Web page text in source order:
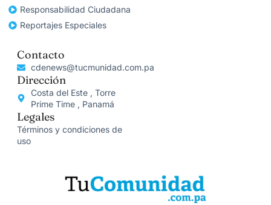
Responsabilidad Ciudadana
Reportajes Especiales
Contacto
cdenews@tucmunidad.com.pa
Dirección
Costa del Este , Torre
Prime Time , Panamá
Legales
Términos y condiciones de
uso